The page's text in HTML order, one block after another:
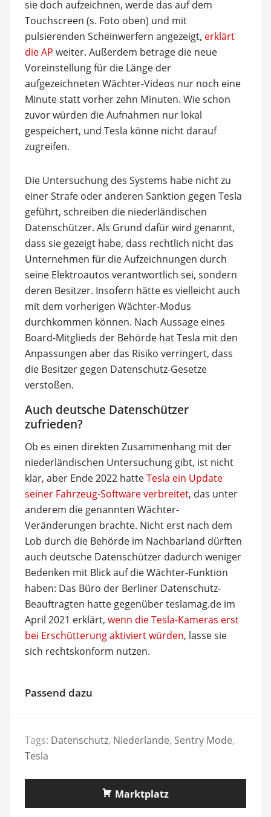
sie doch aufzeichnen, werde das auf dem
Touchscreen (s. Foto oben) und mit
pulsierenden Scheinwerfern angezeigt, erklärt
die AP weiter. Außerdem betrage die neue
Voreinstellung für die Länge der
aufgezeichneten Wächter-Videos nur noch eine
Minute statt vorher zehn Minuten. Wie schon
zuvor würden die Aufnahmen nur lokal
gespeichert, und Tesla könne nicht darauf
zugreifen.
Die Untersuchung des Systems habe nicht zu
einer Strafe oder anderen Sanktion gegen Tesla
geführt, schreiben die niederländischen
Datenschützer. Als Grund dafür wird genannt,
dass sie gezeigt habe, dass rechtlich nicht das
Unternehmen für die Aufzeichnungen durch
seine Elektroautos verantwortlich sei, sondern
deren Besitzer. Insofern hätte es vielleicht auch
mit dem vorherigen Wächter-Modus
durchkommen können. Nach Aussage eines
Board-Mitglieds der Behörde hat Tesla mit den
Anpassungen aber das Risiko verringert, dass
die Besitzer gegen Datenschutz-Gesetze
verstoßen.
Auch deutsche Datenschützer
zufrieden?
Ob es einen direkten Zusammenhang mit der
niederländischen Untersuchung gibt, ist nicht
klar, aber Ende 2022 hatteTesla ein Update
seiner Fahrzeug-Software verbreitet, das unter
anderem die genannten Wächter-
Veränderungen brachte. Nicht erst nach dem
Lob durch die Behörde im Nachbarland dürften
auch deutsche Datenschützer dadurch weniger
Bedenken mit Blick auf die Wächter-Funktion
haben: Das Büro der Berliner Datenschutz-
Beauftragten hatte gegenüber teslamag.de im
April 2021 erklärt, wenn die Tesla-Kameras erst
bei Erschütterung aktiviert würden, lasse sie
sich rechtskonform nutzen.
Passend dazu
Tags: Datenschutz, Niederlande, Sentry Mode,
Tesla
Marktplatz